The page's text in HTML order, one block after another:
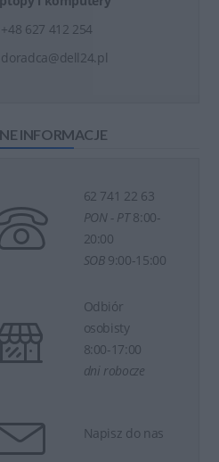
+48 627 412 254
doradca@dell24.pl
INFORMACJE
62 741 22 63
PON - PT8:00-
20:00
SOB9:00-15:00
Odbiór
osobisty
8:00-17:00
dni robocze
Napisz do nas
Dysk SAMSUNG 990 Pro SSD
Kup teraz
Zestaw Klawiatura + Mysz Dell